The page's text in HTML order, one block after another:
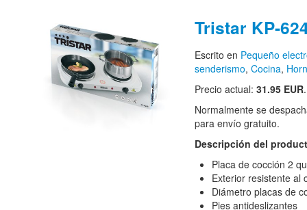
Tristar KP-
Escrito en Pequeño
senderismo, Cocina,
Precio actual: 31.95 EUR
Normalmente se
para envío gratuito.
Descripción del
Placa de cocción 2
Exterior resistente al
Diámetro placas de
Pies antideslizantes